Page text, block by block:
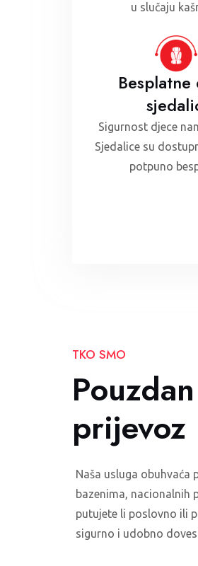
u slučaju
Sigurnost djece
Sjedalice su
potpuno
TKO SMO
Naša usluga obuhvaća
bazenima, nacionalnih
putujete li poslovno ili
sigurno i udobno